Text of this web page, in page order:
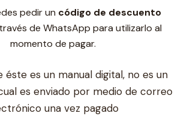
pedir un código de descuento
de WhatsApp para utilizarlo al
momento de pagar.
éste es un manual digital, no es un
es enviado por medio de correo
una vez pagado